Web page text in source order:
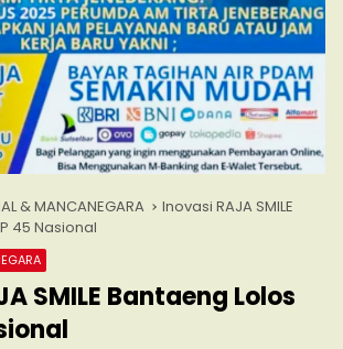
& MANCANEGARA
Inovasi RAJA SMILE
45 Nasional
SMILE Bantaeng Lolos